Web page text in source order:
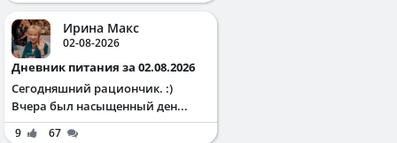
Ирина Макс
02-08-2026
Дневник питания за 02.08.2026
Сегодняшний рациончик. :)
Вчера был насыщенный ден...
9 67